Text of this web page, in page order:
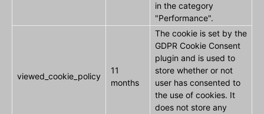
in the category
"Performance".
viewed_cookie_policy
11
months
The cookie is set by the
GDPR Cookie Consent
plugin and is used to
store whether or not
user has consented to
the use of cookies. It
does not store any